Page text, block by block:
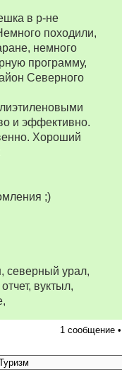
в р-не
походили,
немного
программу,
Северного
и эффективно.
Хороший
;)
северный урал,
вуктыл,
1 сообщение